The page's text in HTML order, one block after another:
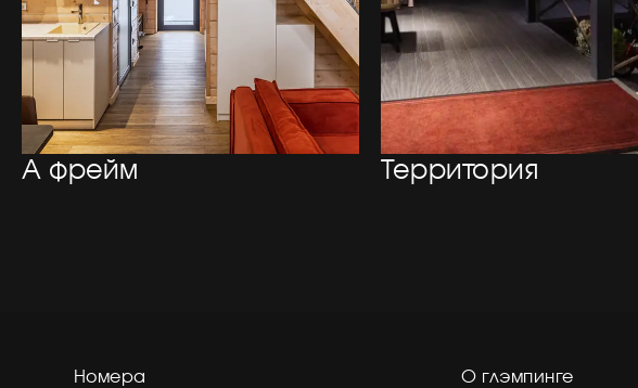
А фрейм Территория
Номера
О глэмпинге